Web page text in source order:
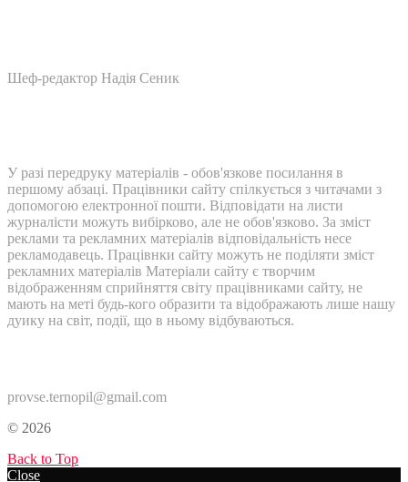
Шеф-редактор Надія Сеник
У разі передруку матеріалів - обов'язкове посилання в
першому абзаці. Працівники сайту спілкується з читачами з
допомогою електронної пошти. Відповідати на листи
журналісти можуть вибірково, але не обов'язково. За зміст
реклами та рекламних матеріалів відповідальність несе
рекламодавець. Працівнки сайту можуть не поділяти зміст
рекламних матеріалів Матеріали сайту є творчим
відображенням сприйняття світу працівниками сайту, не
мають на меті будь-кого образити та відображають лише нашу
дуику на світ, події, що в ньому відбуваються.
provse.ternopil@gmail.com
© 2026
Back to Top
Close